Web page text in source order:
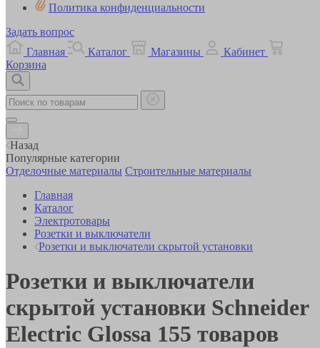
Политика конфиденциальности
Задать вопрос
Главная
Каталог Магазины
Кабинет
Корзина
Назад
Популярные категории
Отделочные материалы Строительные материалы
Главная
Каталог
Электротовары
Розетки и выключатели
Розетки и выключатели скрытой установки
Розетки и выключатели
скрытой установки Schneider
Electric Glossa 155 товаров